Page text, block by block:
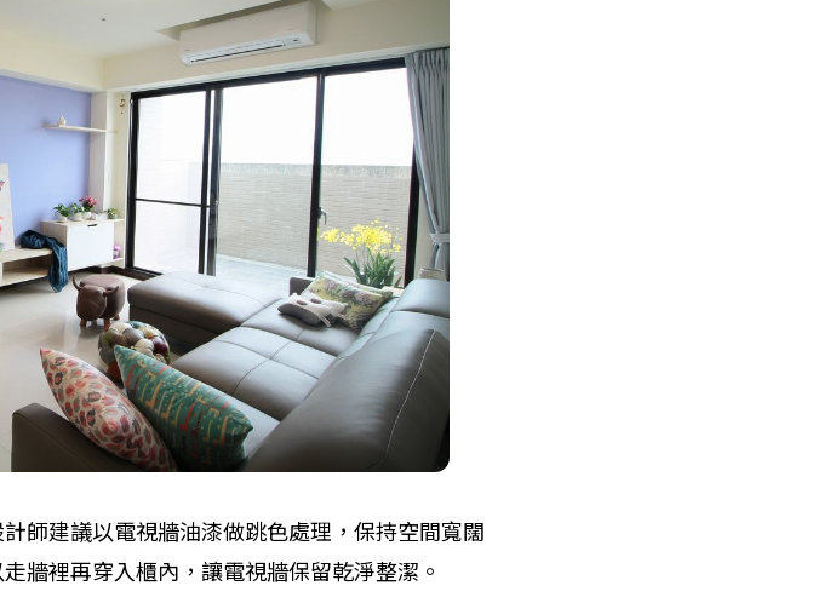
師建議以電視牆油漆做跳色處理，保持空間寬闊
牆裡再穿入櫃內，讓電視牆保留乾淨整潔。